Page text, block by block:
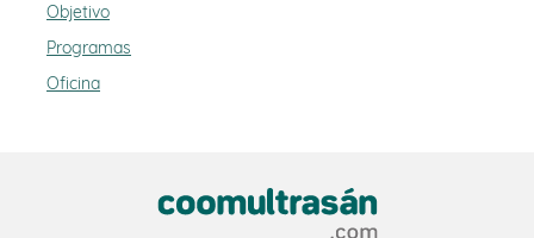
Objetivo
Programas
Oficina